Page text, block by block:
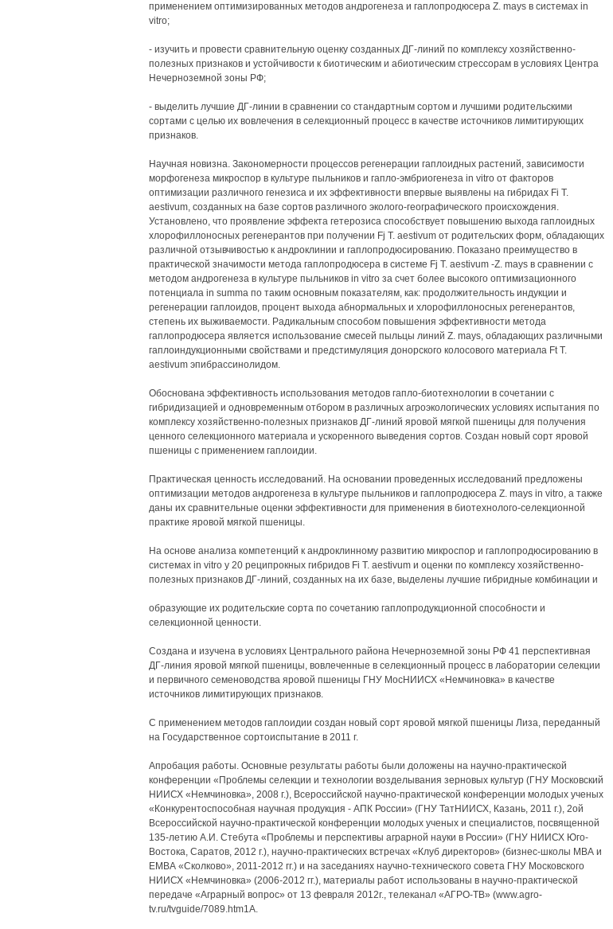
применением оптимизированных методов андрогенеза и гаплопродюсера Z. mays в системах in
vitro;
- изучить и провести сравнительную оценку созданных ДГ-линий по комплексу хозяйственно-
полезных признаков и устойчивости к биотическим и абиотическим стрессорам в условиях Центра
Нечерноземной зоны РФ;
- выделить лучшие ДГ-линии в сравнении со стандартным сортом и лучшими родительскими
сортами с целью их вовлечения в селекционный процесс в качестве источников лимитирующих
признаков.
Научная новизна. Закономерности процессов регенерации гаплоидных растений, зависимости
морфогенеза микроспор в культуре пыльников и гапло-эмбриогенеза in vitro от факторов
оптимизации различного генезиса и их эффективности впервые выявлены на гибридах Fi Т.
aestivum, созданных на базе сортов различного эколого-географического происхождения.
Установлено, что проявление эффекта гетерозиса способствует повышению выхода гаплоидных
хлорофиллоносных регенерантов при получении Fj Т. aestivum от родительских форм, обладающих
различной отзывчивостью к андроклинии и гаплопродюсированию. Показано преимущество в
практической значимости метода гаплопродюсера в системе Fj Т. aestivum -Z. mays в сравнении с
методом андрогенеза в культуре пыльников in vitro за счет более высокого оптимизационного
потенциала in summa по таким основным показателям, как: продолжительность индукции и
регенерации гаплоидов, процент выхода абнормальных и хлорофиллоносных регенерантов,
степень их выживаемости. Радикальным способом повышения эффективности метода
гаплопродюсера является использование смесей пыльцы линий Z. mays, обладающих различными
гаплоиндукционными свойствами и предстимуляция донорского колосового материала Ft Т.
aestivum эпибрассинолидом.
Обоснована эффективность использования методов гапло-биотехнологии в сочетании с
гибридизацией и одновременным отбором в различных агроэкологических условиях испытания по
комплексу хозяйственно-полезных признаков ДГ-линий яровой мягкой пшеницы для получения
ценного селекционного материала и ускоренного выведения сортов. Создан новый сорт яровой
пшеницы с применением гаплоидии.
Практическая ценность исследований. На основании проведенных исследований предложены
оптимизации методов андрогенеза в культуре пыльников и гаплопродюсера Z. mays in vitro, а также
даны их сравнительные оценки эффективности для применения в биотехнолого-селекционной
практике яровой мягкой пшеницы.
На основе анализа компетенций к андроклинному развитию микроспор и гаплопродюсированию в
системах in vitro у 20 реципрокных гибридов Fi Т. aestivum и оценки по комплексу хозяйственно-
полезных признаков ДГ-линий, созданных на их базе, выделены лучшие гибридные комбинации и
образующие их родительские сорта по сочетанию гаплопродукционной способности и
селекционной ценности.
Создана и изучена в условиях Центрального района Нечерноземной зоны РФ 41 перспективная
ДГ-линия яровой мягкой пшеницы, вовлеченные в селекционный процесс в лаборатории селекции
и первичного семеноводства яровой пшеницы ГНУ МосНИИСХ «Немчиновка» в качестве
источников лимитирующих признаков.
С применением методов гаплоидии создан новый сорт яровой мягкой пшеницы Лиза, переданный
на Государственное сортоиспытание в 2011 г.
Апробация работы. Основные результаты работы были доложены на научно-практической
конференции «Проблемы селекции и технологии возделывания зерновых культур (ГНУ Московский
НИИСХ «Немчиновка», 2008 г.), Всероссийской научно-практической конференции молодых ученых
«Конкурентоспособная научная продукция - АПК России» (ГНУ ТатНИИСХ, Казань, 2011 г.), 2ой
Всероссийской научно-практической конференции молодых ученых и специалистов, посвященной
135-летию А.И. Стебута «Проблемы и перспективы аграрной науки в России» (ГНУ НИИСХ Юго-
Востока, Саратов, 2012 г.), научно-практических встречах «Клуб директоров» (бизнес-школы МВА и
ЕМВА «Сколково», 2011-2012 гг.) и на заседаниях научно-технического совета ГНУ Московского
НИИСХ «Немчиновка» (2006-2012 гг.), материалы работ использованы в научно-практической
передаче «Аграрный вопрос» от 13 февраля 2012г., телеканал «АГРО-ТВ» (www.agro-
tv.ru/tvguide/7089.htm1A.